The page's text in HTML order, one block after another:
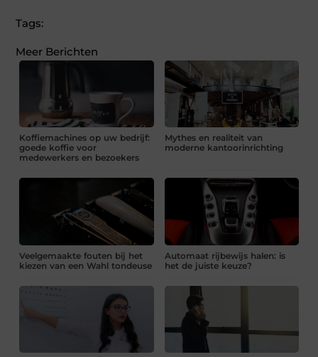
Tags:
Meer Berichten
Koffiemachines op uw bedrijf:
goede koffie voor
medewerkers en bezoekers
Mythes en realiteit van
moderne kantoorinrichting
Veelgemaakte fouten bij het
kiezen van een Wahl tondeuse
Automaat rijbewijs halen: is
het de juiste keuze?